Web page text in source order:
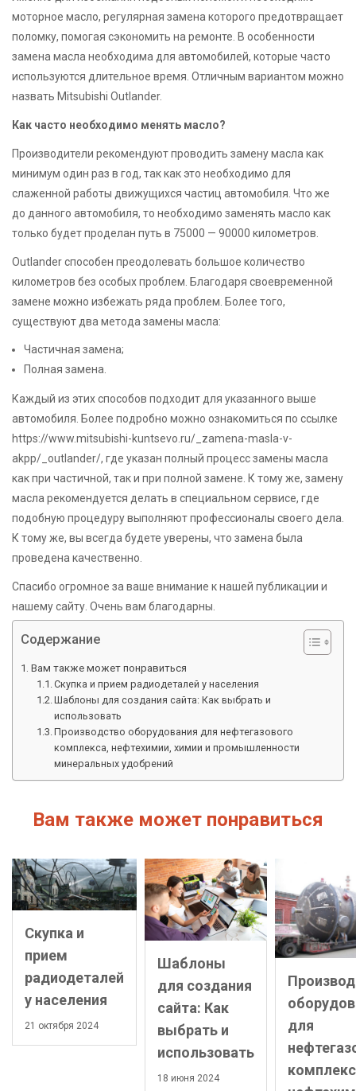
моторное масло, регулярная замена которого предотвращает
поломку, помогая сэкономить на ремонте. В особенности
замена масла необходима для автомобилей, которые часто
используются длительное время. Отличным вариантом можно
назвать Mitsubishi Outlander.
Как часто необходимо менять масло?
Производители рекомендуют проводить замену масла как
минимум один раз в год, так как это необходимо для
слаженной работы движущихся частиц автомобиля. Что же
до данного автомобиля, то необходимо заменять масло как
только будет проделан путь в 75000 — 90000 километров.
Outlander способен преодолевать большое количество
километров без особых проблем. Благодаря своевременной
замене можно избежать ряда проблем. Более того,
существуют два метода замены масла:
Частичная замена;
Полная замена.
Каждый из этих способов подходит для указанного выше
автомобиля. Более подробно можно ознакомиться по ссылке
https://www.mitsubishi-kuntsevo.ru/_zamena-masla-v-
akpp/_outlander/, где указан полный процесс замены масла
как при частичной, так и при полной замене. К тому же, замену
масла рекомендуется делать в специальном сервисе, где
подобную процедуру выполняют профессионалы своего дела.
К тому же, вы всегда будете уверены, что замена была
проведена качественно.
Спасибо огромное за ваше внимание к нашей публикации и
нашему сайту. Очень вам благодарны.
Содержание
Вам также может понравиться
Скупка и прием радиодеталей у населения
Шаблоны для создания сайта: Как выбрать и
использовать
Производство оборудования для нефтегазового
комплекса, нефтехимии, химии и промышленности
минеральных удобрений
Вам также может понравиться
Скупка и
прием
радиодеталей
у населения
21 октября 2024
Шаблоны
для создания
сайта: Как
выбрать и
использовать
18 июня 2024
для